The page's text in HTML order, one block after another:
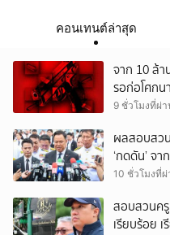
คอนเทนต์ล่าสุด
จาก 10 ล้า
รอก่อโศกน
เรียนของรัฐ
9 ชั่วโมงที่ผ่
ผลสอบสวน
‘กดดัน’ จ
10 ชั่วโมงที่
สอบสวนครู
เรียบร้อย เ